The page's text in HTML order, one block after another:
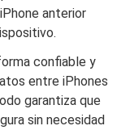
anterior
confiable y
entre iPhones
garantiza que
sin necesidad